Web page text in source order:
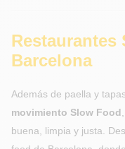
Restaurantes
Barcelona
Además de paella y
movimiento Slow Food
buena, limpia y justa.